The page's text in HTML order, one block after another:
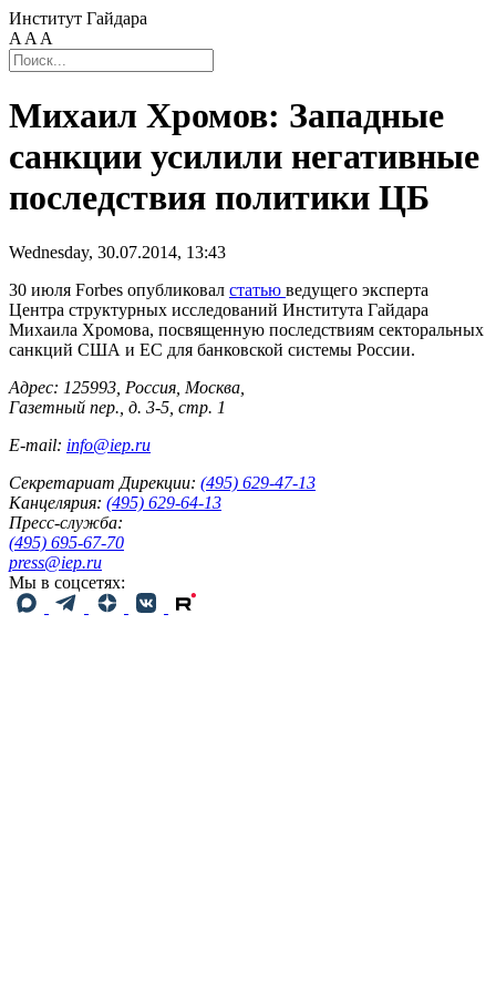
Институт Гайдара
A A A
Михаил Хромов: Западные
санкции усилили негативные
последствия политики ЦБ
Wednesday, 30.07.2014, 13:43
30 июля Forbes опубликовал статью ведущего эксперта
Центра структурных исследований Института Гайдара
Михаила Хромова, посвященную последствиям секторальных
санкций США и ЕС для банковской системы России.
Адрес: 125993, Россия, Москва,
Газетный пер., д. 3-5, стр. 1
E-mail: info@iep.ru
Секретариат Дирекции: (495) 629-47-13
Канцелярия: (495) 629-64-13
Пресс-служба:
(495) 695-67-70
press@iep.ru
Мы в соцсетях: